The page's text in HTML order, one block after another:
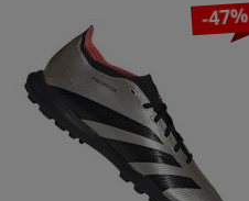
-47%